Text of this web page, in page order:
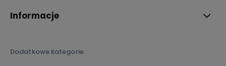
Informacje
Dodatkowe kategorie